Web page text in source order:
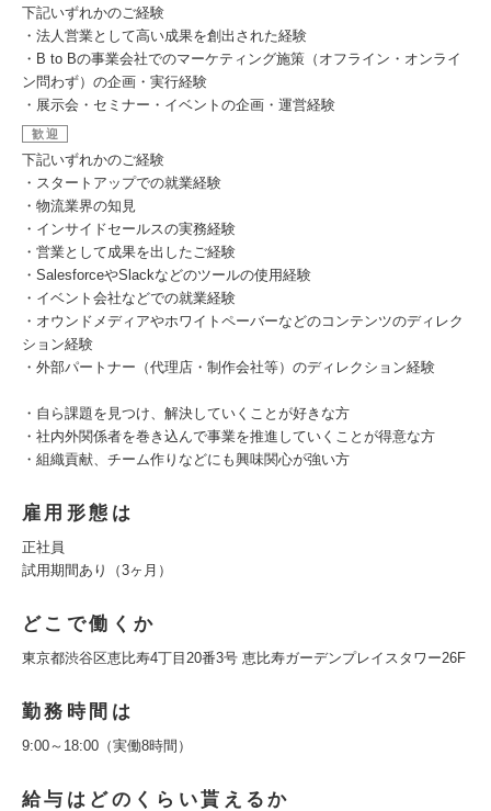
下記いずれかのご経験
・法人営業として高い成果を創出された経験
・B to Bの事業会社でのマーケティング施策（オフライン・オンライ
ン問わず）の企画・実行経験
・展示会・セミナー・イベントの企画・運営経験
歓迎
下記いずれかのご経験
・スタートアップでの就業経験
・物流業界の知見
・インサイドセールスの実務経験
・営業として成果を出したご経験
・SalesforceやSlackなどのツールの使用経験
・イベント会社などでの就業経験
・オウンドメディアやホワイトペーバーなどのコンテンツのディレク
ション経験
・外部パートナー（代理店・制作会社等）のディレクション経験
・自ら課題を見つけ、解決していくことが好きな方
・社内外関係者を巻き込んで事業を推進していくことが得意な方
・組織貢献、チーム作りなどにも興味関心が強い方
雇用形態は
正社員
試用期間あり（3ヶ月）
どこで働くか
東京都渋谷区恵比寿4丁目20番3号 恵比寿ガーデンプレイスタワー26F
勤務時間は
9:00～18:00（実働8時間）
給与はどのくらい貰えるか